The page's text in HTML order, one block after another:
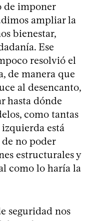
de imponer
ampliar la
bienestar,
Ese
resolvió el
de manera que
al desencanto,
hasta dónde
como tantas
está
no poder
estructurales y
como lo haría la
seguridad nos